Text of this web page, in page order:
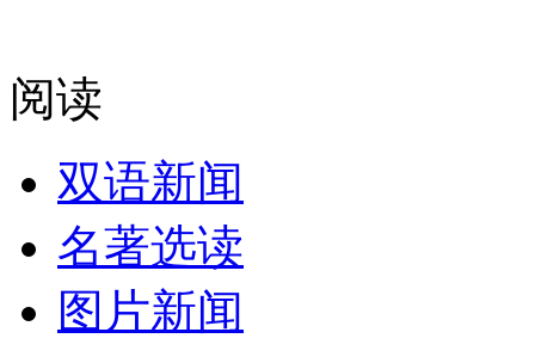
阅读
双语新闻
名著选读
图片新闻